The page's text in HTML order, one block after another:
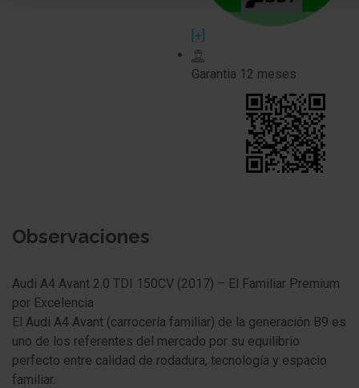
[+]
Garantia 12 meses
Observaciones
Audi A4 Avant 2.0 TDI 150CV (2017) – El Familiar Premium
por Excelencia
El Audi A4 Avant (carrocería familiar) de la generación B9 es
uno de los referentes del mercado por su equilibrio
perfecto entre calidad de rodadura, tecnología y espacio
familiar.